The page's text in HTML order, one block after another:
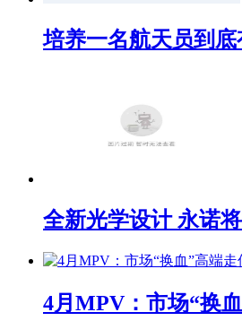
培养一名航天员到底
全新光学设计 永诺
4月MPV：市场“换